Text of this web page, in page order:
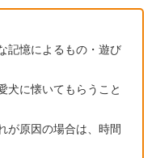
記憶によるもの・遊び
犬に懐いてもらうこと
が原因の場合は、時間